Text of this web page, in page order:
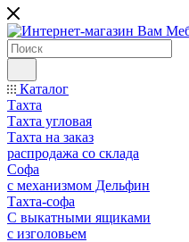
Каталог
Тахта
Тахта угловая
Тахта на заказ
распродажа со склада
Софа
с механизмом Дельфин
Тахта-софа
С выкатными ящиками
с изголовьем